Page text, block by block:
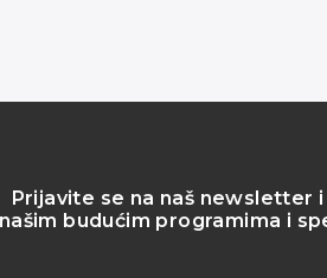
Prijavite se na naš newsletter
našim budućim programima i